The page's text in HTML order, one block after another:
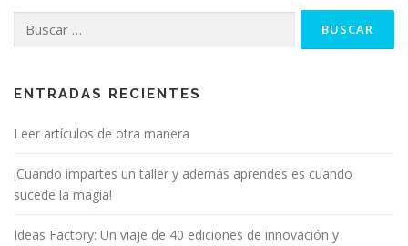
ENTRADAS RECIENTES
Leer artículos de otra manera
¡Cuando impartes un taller y además aprendes es cuando
sucede la magia!
Ideas Factory: Un viaje de 40 ediciones de innovación y